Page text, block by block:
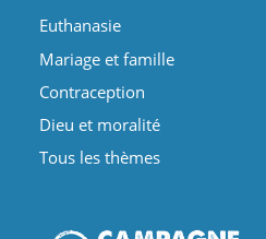
Euthanasie
Mariage et famille
Contraception
Dieu et moralité
Tous les thèmes